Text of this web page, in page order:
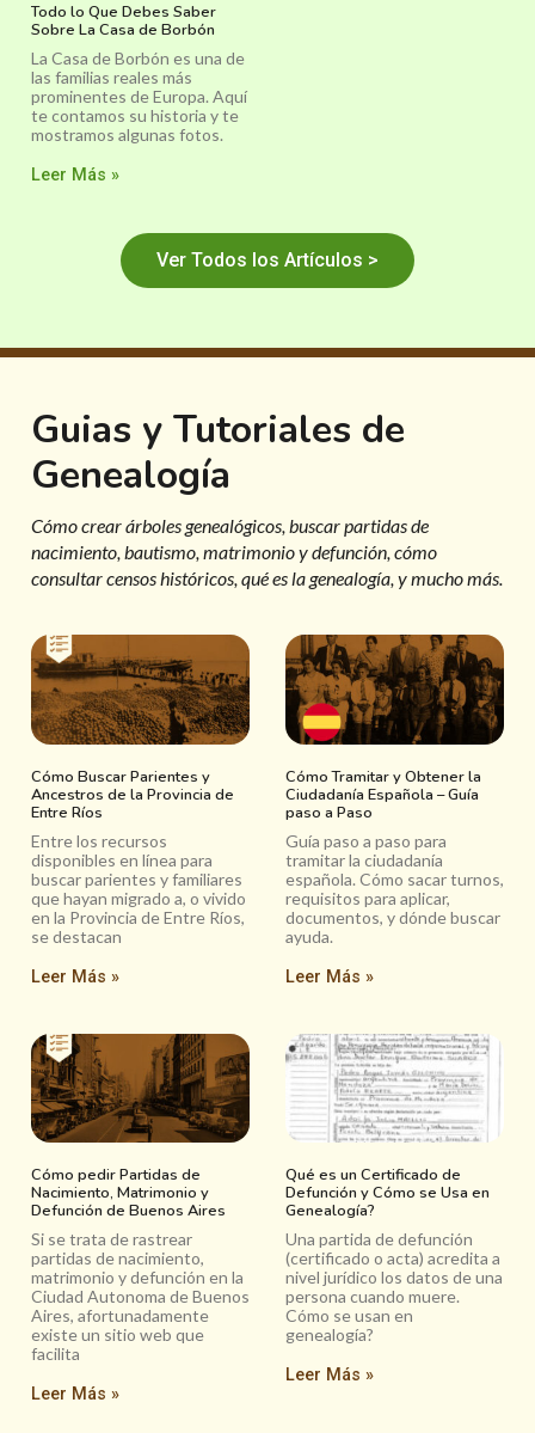
Todo lo Que Debes Saber
Sobre La Casa de Borbón
La Casa de Borbón es una de
las familias reales más
prominentes de Europa. Aquí
te contamos su historia y te
mostramos algunas fotos.
Leer Más »
Ver Todos los Artículos >
Guias y Tutoriales de
Genealogía
Cómo crear árboles genealógicos, buscar partidas de
nacimiento, bautismo, matrimonio y defunción, cómo
consultar censos históricos, qué es la genealogía, y mucho más.
Cómo Buscar Parientes y
Ancestros de la Provincia de
Entre Ríos
Entre los recursos
disponibles en línea para
buscar parientes y familiares
que hayan migrado a, o vivido
en la Provincia de Entre Ríos,
se destacan
Leer Más »
Cómo Tramitar y Obtener la
Ciudadanía Española – Guía
paso a Paso
Guía paso a paso para
tramitar la ciudadanía
española. Cómo sacar turnos,
requisitos para aplicar,
documentos, y dónde buscar
ayuda.
Leer Más »
Cómo pedir Partidas de
Nacimiento, Matrimonio y
Defunción de Buenos Aires
Si se trata de rastrear
partidas de nacimiento,
matrimonio y defunción en la
Ciudad Autonoma de Buenos
Aires, afortunadamente
existe un sitio web que
facilita
Leer Más »
Qué es un Certificado de
Defunción y Cómo se Usa en
Genealogía?
Una partida de defunción
(certificado o acta) acredita a
nivel jurídico los datos de una
persona cuando muere.
Cómo se usan en
genealogía?
Leer Más »